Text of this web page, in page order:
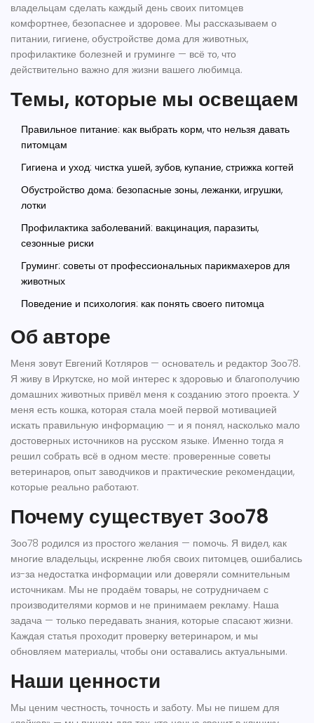
владельцам сделать каждый день своих питомцев
комфортнее, безопаснее и здоровее. Мы рассказываем о
питании, гигиене, обустройстве дома для животных,
профилактике болезней и груминге — всё то, что
действительно важно для жизни вашего любимца.
Темы, которые мы освещаем
Правильное питание: как выбрать корм, что нельзя давать
питомцам
Гигиена и уход: чистка ушей, зубов, купание, стрижка когтей
Обустройство дома: безопасные зоны, лежанки, игрушки,
лотки
Профилактика заболеваний: вакцинация, паразиты,
сезонные риски
Груминг: советы от профессиональных парикмахеров для
животных
Поведение и психология: как понять своего питомца
Об авторе
Меня зовут Евгений Котляров — основатель и редактор Зоо78.
Я живу в Иркутске, но мой интерес к здоровью и благополучию
домашних животных привёл меня к созданию этого проекта. У
меня есть кошка, которая стала моей первой мотивацией
искать правильную информацию — и я понял, насколько мало
достоверных источников на русском языке. Именно тогда я
решил собрать всё в одном месте: проверенные советы
ветеринаров, опыт заводчиков и практические рекомендации,
которые реально работают.
Почему существует Зоо78
Зоо78 родился из простого желания — помочь. Я видел, как
многие владельцы, искренне любя своих питомцев, ошибались
из-за недостатка информации или доверяли сомнительным
источникам. Мы не продаём товары, не сотрудничаем с
производителями кормов и не принимаем рекламу. Наша
задача — только передавать знания, которые спасают жизни.
Каждая статья проходит проверку ветеринаром, и мы
обновляем материалы, чтобы они оставались актуальными.
Наши ценности
Мы ценим честность, точность и заботу. Мы не пишем для